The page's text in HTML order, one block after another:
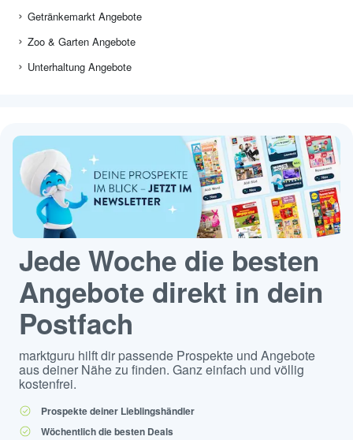
Getränkemarkt Angebote
Zoo & Garten Angebote
Unterhaltung Angebote
Jede Woche die besten
Angebote direkt in dein
Postfach
marktguru hilft dir passende Prospekte und Angebote
aus deiner Nähe zu finden. Ganz einfach und völlig
kostenfrei.
Prospekte deiner Lieblingshändler
Wöchentlich die besten Deals